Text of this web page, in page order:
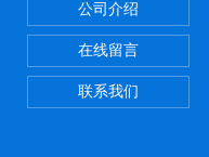
公司介绍
在线留言
联系我们